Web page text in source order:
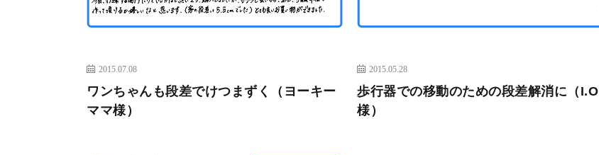
2015.07.08
ワンちゃんも段差でけつまずく（ヨーキー
ママ様）
2015.05.28
歩行器での移動のための段差解消に（I.O
様）